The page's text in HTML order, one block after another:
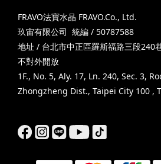
FRAVO法寶水晶 FRAVO.Co., Ltd.
玖宙有限公司 統編 / 50787588
地址 / 台北市中正區羅斯福路三段240
不對外開放
1F., No. 5, Aly. 17, Ln. 240, Sec. 3,
Zhongzheng Dist., Taipei City 100 ,